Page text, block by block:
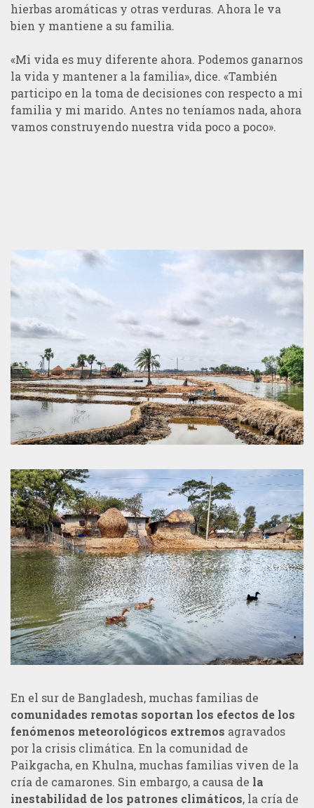
hierbas aromáticas y otras verduras. Ahora le va
bien y mantiene a su familia.
«Mi vida es muy diferente ahora. Podemos ganarnos
la vida y mantener a la familia», dice. «También
participo en la toma de decisiones con respecto a mi
familia y mi marido. Antes no teníamos nada, ahora
vamos construyendo nuestra vida poco a poco».
En el sur de Bangladesh, muchas familias de
comunidades remotas soportan los efectos de los
fenómenos meteorológicos extremos agravados
por la crisis climática. En la comunidad de
Paikgacha, en Khulna, muchas familias viven de la
cría de camarones. Sin embargo, a causa de la
inestabilidad de los patrones climáticos, la cría de